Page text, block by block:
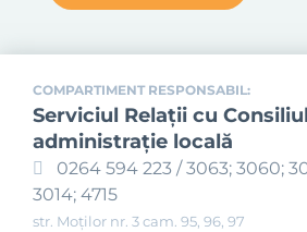
COMPARTIMENT RESPONSABIL:
Serviciul Relaţii cu
administraţie locală
0264 594 223 / 3063; 3060;
3014; 4715
str. Moților nr. 3 cam. 95, 96, 97